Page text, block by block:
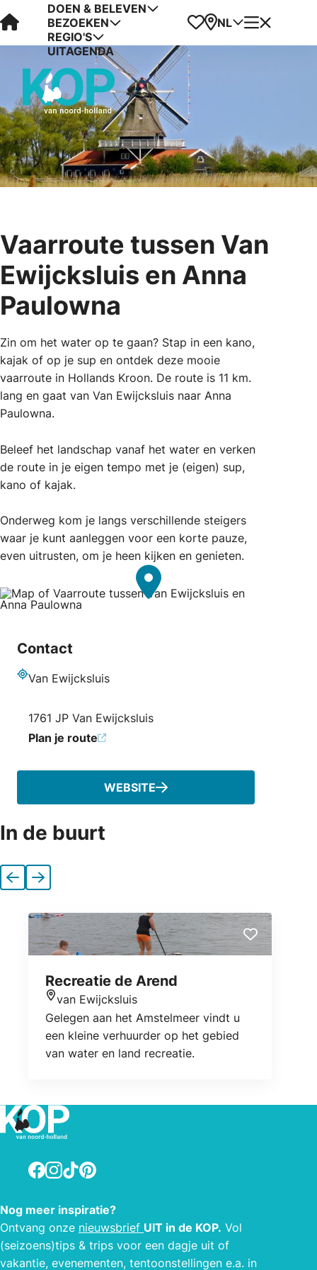
Visit Kop van Holland
DOEN & BELEVEN
BEZOEKEN
REGIO'S
UITAGENDA
Favorieten
Kaart
NL Menu
Vaarroute tussen Van
Ewijcksluis en Anna
Paulowna
Zin om het water op te gaan? Stap in een kano,
kajak of op je sup en ontdek deze mooie
vaarroute in Hollands Kroon. De route is 11 km.
lang en gaat van Van Ewijcksluis naar Anna
Paulowna.
Beleef het landschap vanaf het water en verken
de route in je eigen tempo met je (eigen) sup,
kano of kajak.
Onderweg kom je langs verschillende steigers
waar je kunt aanleggen voor een korte pauze,
even uitrusten, om je heen kijken en genieten.
Contact
Van Ewijcksluis
1761 JP Van Ewijcksluis
Plan je route
WEBSITE
In de buurt
VorigeVolgende
Recreatie de Arend
Locatie
van Ewijcksluis
Gelegen aan het Amstelmeer vindt u
een kleine verhuurder op het gebied
van water en land recreatie.
Facebook
Instagram
TikTokPinterest
Nog meer inspiratie?
Ontvang onze nieuwsbrief UIT in de KOP. Vol
(seizoens)tips & trips voor een dagje uit of
vakantie, evenementen, tentoonstellingen e.a. in